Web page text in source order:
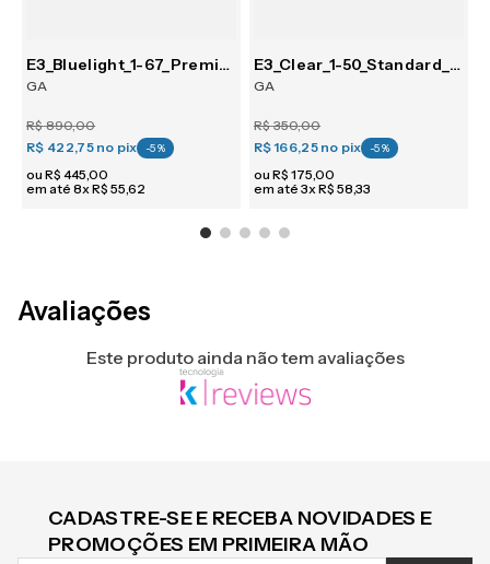
E3_Bluelight_1-67_Premium_SV
GA
R$890,00
R$ 422,75 no pix -5%
ou R$ 445,00
em até 8xR$ 55,62
E3_Clear_1-50_Standard_PG
GA
R$350,00
R$ 166,25 no pix -5%
ou R$ 175,00
em até 3xR$ 58,33
Avaliações
Este produto ainda não tem avaliações
CADASTRE-SE E RECEBA NOVIDADES E
PROMOÇÕES EM PRIMEIRA MÃO